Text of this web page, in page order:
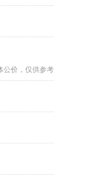
公价，仅供参考